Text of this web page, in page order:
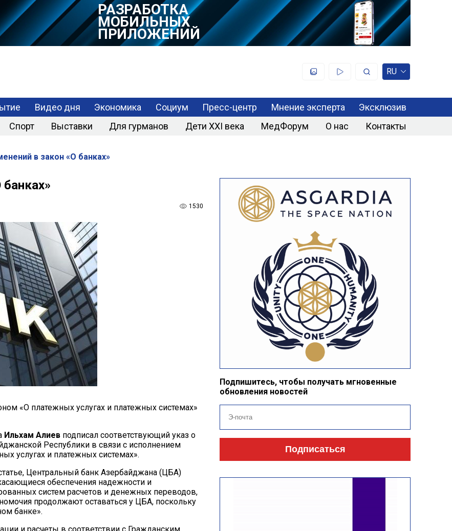
РАЗРАБОТКА
МОБИЛЬНЫХ
ПРИЛОЖЕНИЙ
RU
Видео дня Экономика Социум Пресс-центр Мнение эксперта
Эксклюзив
Спорт Выставки Для гурманов Дети XXI века МедФорум О нас Контакты
в закон «О банках»
1530
«О платежных услугах и платежных системах»
Ильхам Алиев подписал соответствующий указ о
Республики в связи с исполнением
услугах и платежных системах».
Центральный банк Азербайджана (ЦБА)
обеспечения надежности и
систем расчетов и денежных переводов,
продолжают оставаться у ЦБА, поскольку
банке».
Подпишитесь, чтобы получать мгновенные
обновления новостей
Подписаться